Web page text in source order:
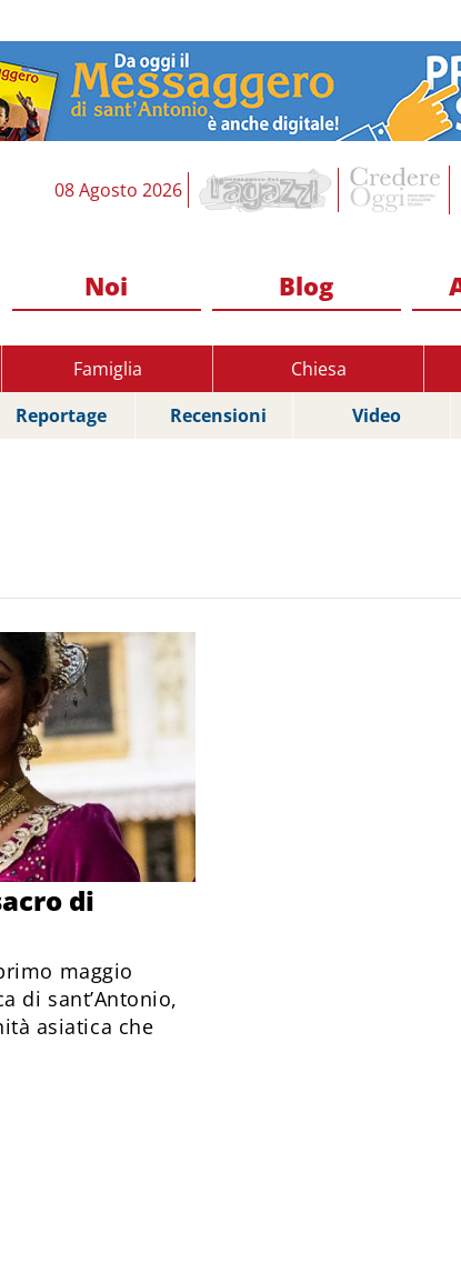
08 Agosto 2026
Noi Blog
Famiglia
Chiesa
Reportage Recensioni Video
di
maggio
di sant’Antonio,
asiatica che